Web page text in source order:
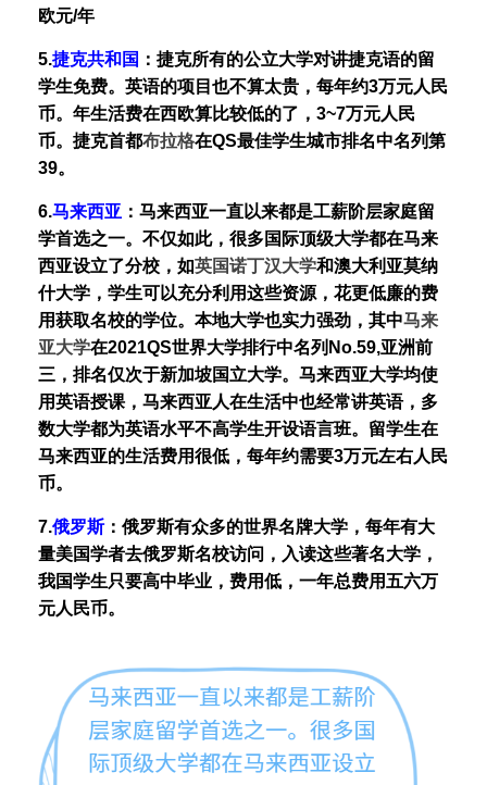
欧元/年
5.捷克共和国 ： 捷克所有的公立大学对讲捷克语的留
学生免费。英语的项目也不算太贵，每年约3万元人民
币。年生活费在西欧算比较低的了，3~7万元人民
币。捷克首都布拉格在QS最佳学生城市排名中名列第
39。
6.马来西亚 ： 马来西亚一直以来都是工薪阶层家庭留
学首选之一。不仅如此，很多国际顶级大学都在马来
西亚设立了分校，如英国诺丁汉大学和澳大利亚莫纳
什大学，学生可以充分利用这些资源，花更低廉的费
用获取名校的学位。本地大学也实力强劲，其中马来
亚大学在2021QS世界大学排行中名列No.59,亚洲前
三，排名仅次于新加坡国立大学。马来西亚大学均使
用英语授课，马来西亚人在生活中也经常讲英语，多
数大学都为英语水平不高学生开设语言班。留学生在
马来西亚的生活费用很低，每年约需要3万元左右人民
币。
7.俄罗斯： 俄罗斯有众多的世界名牌大学，每年有大
量美国学者去俄罗斯名校访问，入读这些著名大学，
我国学生只要高中毕业，费用低，一年总费用五六万
元人民币。